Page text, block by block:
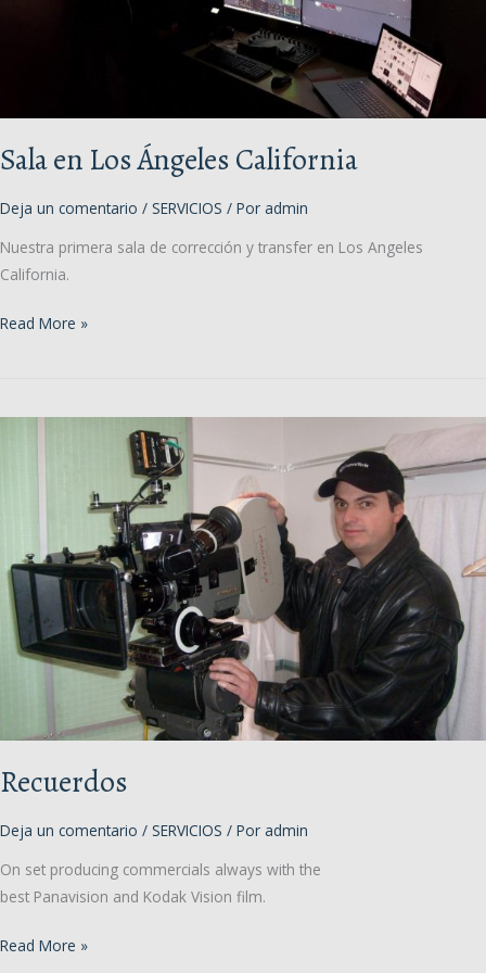
Sala en Los Ángeles California
Deja un comentario / SERVICIOS / Por admin
Nuestra primera sala de corrección y transfer en Los Angeles
California.
Sala
Read More »
Recuerdos
Deja un comentario / SERVICIOS / Por admin
On set producing commercials always with the
best Panavision and Kodak Vision film.
Recuerdos
Read More »